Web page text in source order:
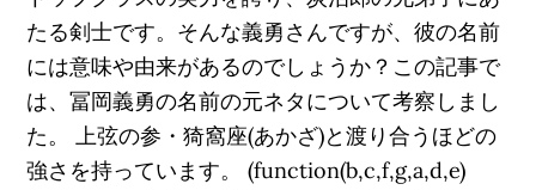
たる剣士です。そんな義勇さんですが、彼の名前
には意味や由来があるのでしょうか？この記事で
は、冨岡義勇の名前の元ネタについて考察しまし
た。 上弦の参・猗窩座(あかざ)と渡り合うほどの
強さを持っています。 (function(b,c,f,g,a,d,e)